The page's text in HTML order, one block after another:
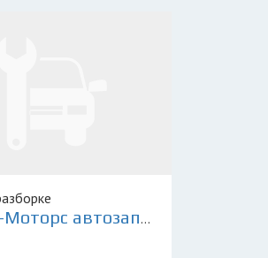
Аверс-Моторс автозапчасти для иномарок